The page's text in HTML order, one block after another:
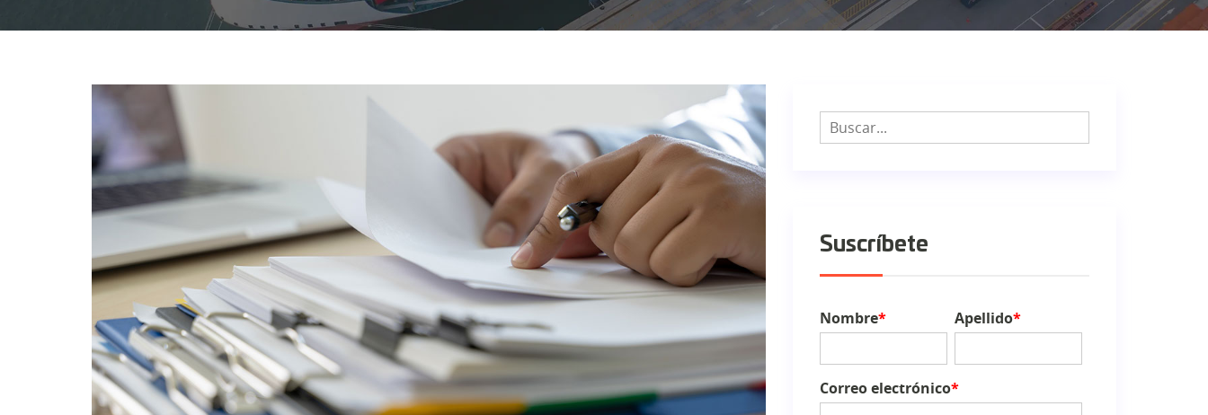
Suscríbete
Nombre* Apellido*
Correo electrónico*